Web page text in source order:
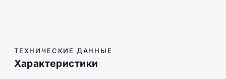
ТЕХНИЧЕСКИЕ ДАННЫЕ
Характеристики